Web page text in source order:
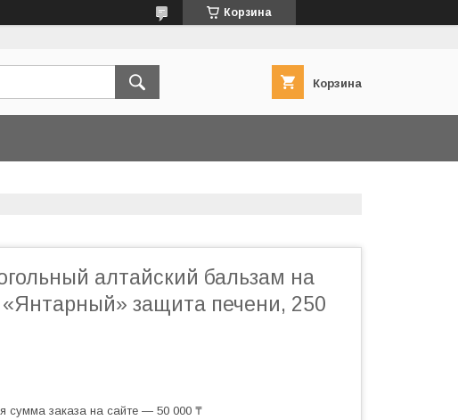
Корзина
Корзина
алтайский бальзам на
«Янтарный» защита печени, 250
сумма заказа на сайте — 50 000 ₸